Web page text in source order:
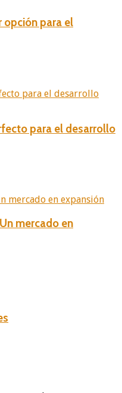
opción para el
para el desarrollo
mercado en